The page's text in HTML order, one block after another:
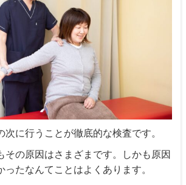
次に行うことが徹底的な検査です。
その原因はさまざまです。しかも原因
ったなんてことはよくあります。